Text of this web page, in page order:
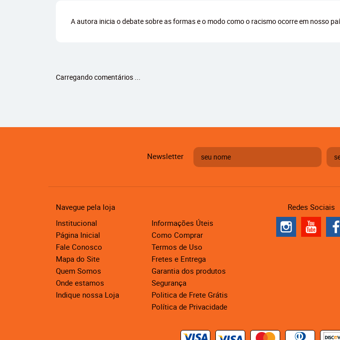
A autora inicia o debate sobre as formas e o modo como o racismo ocorre em nosso
Carregando comentários ...
Newsletter
Navegue pela loja
Institucional
Página Inicial
Fale Conosco
Mapa do Site
Quem Somos
Onde estamos
Indique nossa Loja
Informações Úteis
Como Comprar
Termos de Uso
Fretes e Entrega
Garantia dos produtos
Segurança
Politica de Frete Grátis
Política de Privacidade
Redes Sociais